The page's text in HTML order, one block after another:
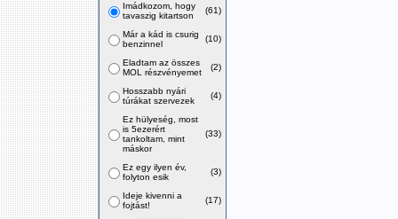
Imádkozom, hogy
tavaszig kitartson
(61)
Már a kád is csurig
benzinnel
(10)
Eladtam az összes
MOL részvényemet
(2)
Hosszabb nyári
túrákat szervezek
(4)
Ez hülyeség, most
is 5ezerért
tankoltam, mint
máskor
(33)
Ez egy ilyen év,
folyton esik
(3)
Ideje kivenni a
fojtást!
(17)